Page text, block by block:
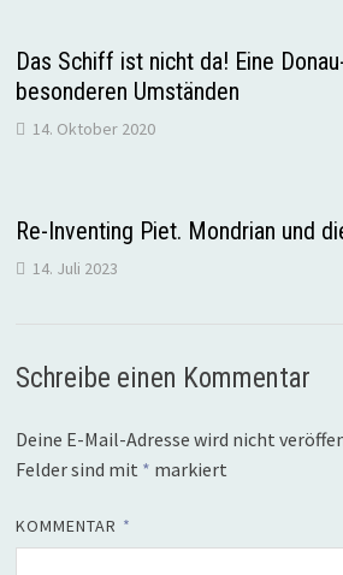
Das Schiff ist nicht da! Eine
besonderen Umständen
14. Oktober 2020
Re-Inventing Piet. Mondrian und
14. Juli 2023
Schreibe einen Kommentar
Deine E-Mail-Adresse wird nicht
Felder sind mit * markiert
KOMMENTAR *